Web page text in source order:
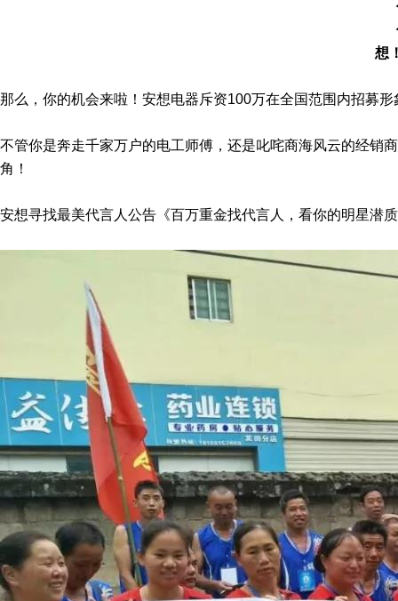
想
那么，你的机会来啦！安想电器斥资100万在全国范围内招募
不管你是奔走千家万户的电工师傅，还是叱咤商海风云的经销
角！
安想寻找最美代言人公告《百万重金找代言人，看你的明星潜